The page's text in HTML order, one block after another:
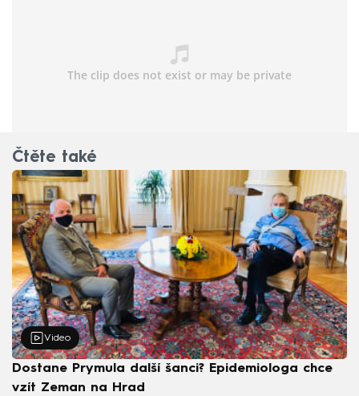
Čtěte také
Video
Dostane Prymula další šanci? Epidemiologa chce
vzít Zeman na Hrad